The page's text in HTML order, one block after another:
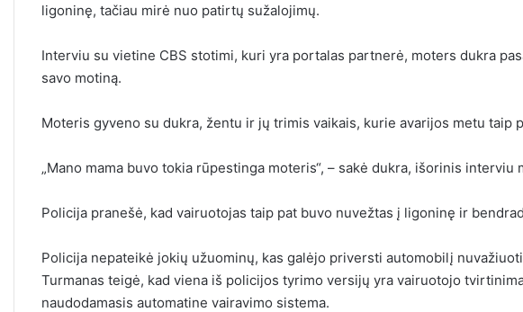
ligoninę, tačiau mirė nuo patirtų sužalojimų.
Interviu su vietine CBS stotimi, kuri yra portalas partnerė, moters dukra
savo motiną.
Moteris gyveno su dukra, žentu ir jų trimis vaikais, kurie avarijos metu taip
„Mano mama buvo tokia rūpestinga moteris“, – sakė dukra, išorinis interviu
Policija pranešė, kad vairuotojas taip pat buvo nuvežtas į ligoninę ir
Policija nepateikė jokių užuominų, kas galėjo priversti automobilį
Turmanas teigė, kad viena iš policijos tyrimo versijų yra vairuotojo
naudodamasis automatine vairavimo sistema.